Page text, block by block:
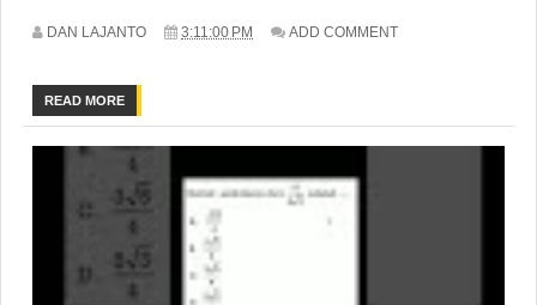
DAN LAJANTO 3:11:00 PM ADD COMMENT
READ MORE